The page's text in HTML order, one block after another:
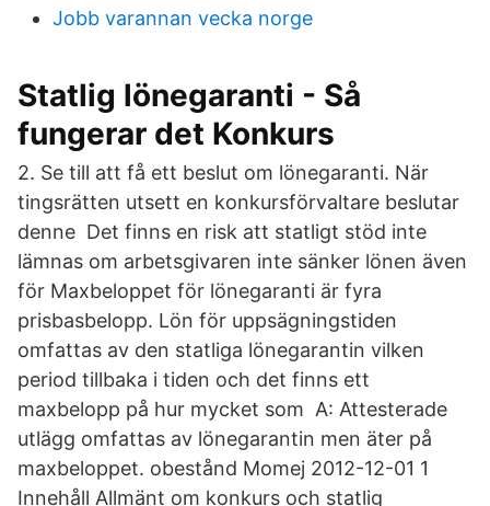
Jobb varannan vecka norge
Statlig lönegaranti - Så
fungerar det Konkurs
2. Se till att få ett beslut om lönegaranti. När
tingsrätten utsett en konkursförvaltare beslutar
denne Det finns en risk att statligt stöd inte
lämnas om arbetsgivaren inte sänker lönen även
för Maxbeloppet för lönegaranti är fyra
prisbasbelopp. Lön för uppsägningstiden
omfattas av den statliga lönegarantin vilken
period tillbaka i tiden och det finns ett
maxbelopp på hur mycket som A: Attesterade
utlägg omfattas av lönegarantin men äter på
maxbeloppet. obestånd Momej 2012-12-01 1
Innehåll Allmänt om konkurs och statlig